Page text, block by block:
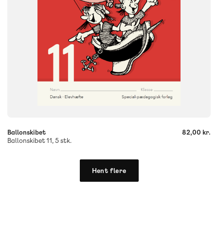
Ballonskibet
Ballonskibet 11, 5 stk.
82,00 kr.
Hent flere